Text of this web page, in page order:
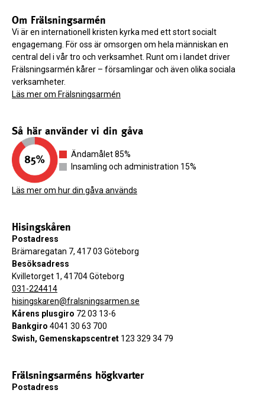
Om Frälsningsarmén
Vi är en internationell kristen kyrka med ett stort socialt
engagemang. För oss är omsorgen om hela människan en
central del i vår tro och verksamhet. Runt om i landet driver
Frälsningsarmén kårer – församlingar och även olika sociala
verksamheter.
Läs mer om Frälsningsarmén
Så här använder vi din gåva
Ändamålet 85%
Insamling och administration 15%
Läs mer om hur din gåva används
Hisingskåren
Postadress
Brämaregatan 7, 417 03 Göteborg
Besöksadress
Kvilletorget 1, 41704 Göteborg
031-224414
hisingskaren@fralsningsarmen.se
Kårens plusgiro 72 03 13-6
Bankgiro 4041 30 63 700
Swish, Gemenskapscentret 123 329 34 79
Frälsningsarméns högkvarter
Postadress